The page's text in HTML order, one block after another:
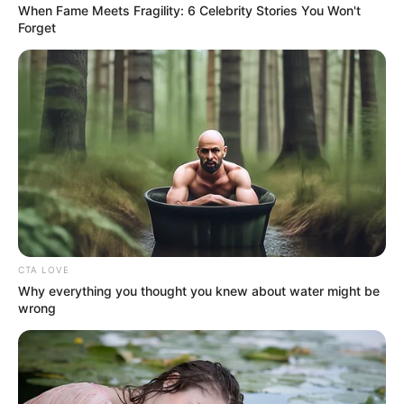
dans les Quintés et semble parfaitement préparée.
Seule la distance un peu longue suscite une légère
interrogation, mais son entourage est confiant.
Enfin,NARKEZ (1)
fera une rentrée attendue. Ce
pensionnaire d’André Fabre reste sur un succès et
débute dans les handicaps avec un poids élevé. Son
talent naturel peut cependant compenser ce
désavantage. Il constitue une base ambitieuse pour
les parieurs.
When Fame Meets Fragility: 6 Celebrity Stories You Won't
Forget
CTA LOVE
Why everything you thought you knew about water might be
wrong